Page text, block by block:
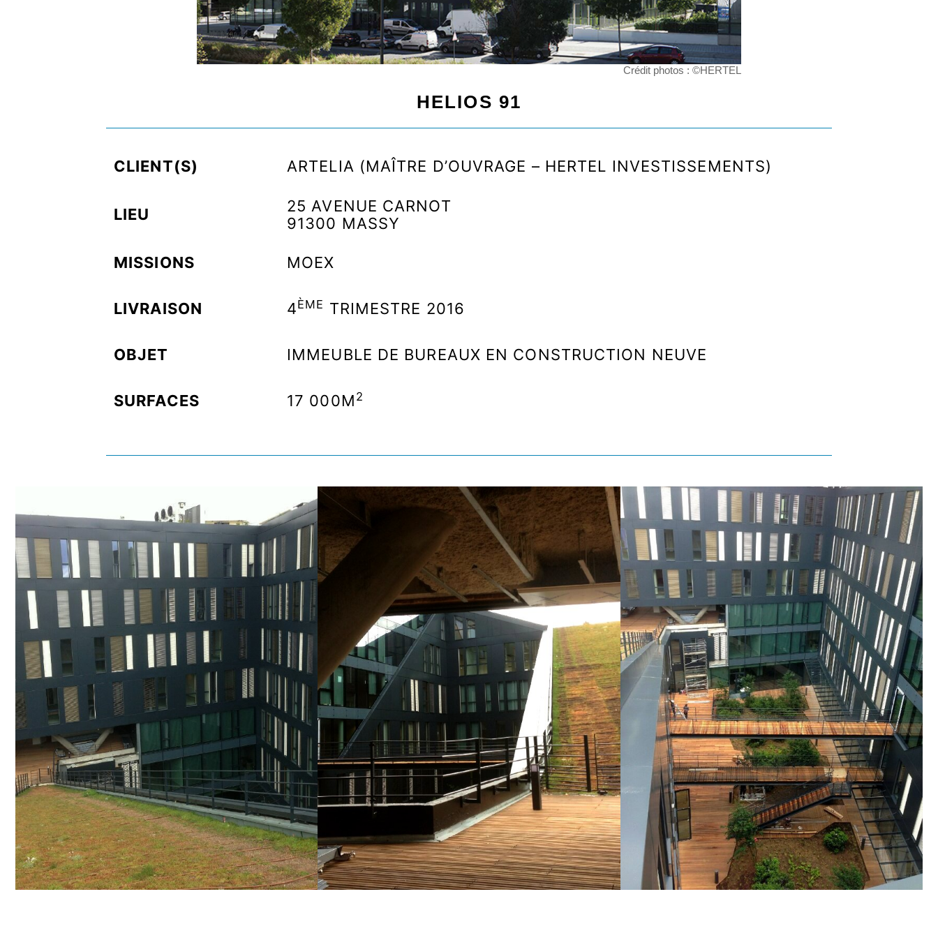
Crédit photos : ©HERTEL
HELIOS 91
CLIENT(S) ARTELIA (MAÎTRE D’OUVRAGE – HERTEL INVESTISSEMENTS)
LIEU
25 AVENUE CARNOT
91300 MASSY
MISSIONS MOEX
LIVRAISON 4ÈME TRIMESTRE 2016
OBJET IMMEUBLE DE BUREAUX EN CONSTRUCTION NEUVE
SURFACES 17 000M 2